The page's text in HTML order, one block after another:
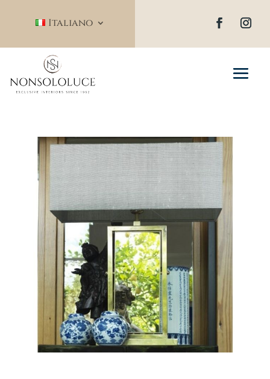
Italiano